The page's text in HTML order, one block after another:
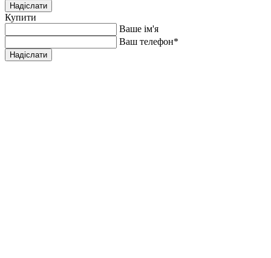
Надіслати
Купити
Ваше ім'я
Ваш телефон*
Надіслати